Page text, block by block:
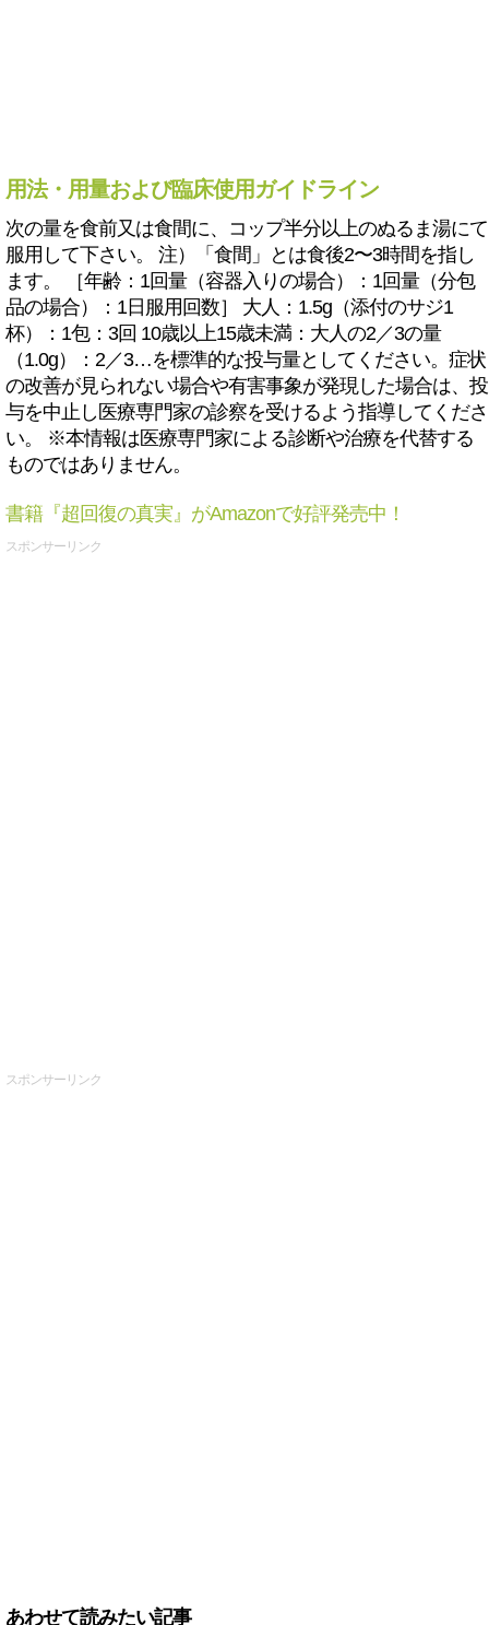
用法・用量および臨床使用ガイドライン
次の量を食前又は食間に、コップ半分以上のぬるま湯にて
服用して下さい。 注）「食間」とは食後2〜3時間を指し
ます。 ［年齢：1回量（容器入りの場合）：1回量（分包
品の場合）：1日服用回数］ 大人：1.5g（添付のサジ1
杯）：1包：3回 10歳以上15歳未満：大人の2／3の量
（1.0g）：2／3…を標準的な投与量としてください。症状
の改善が見られない場合や有害事象が発現した場合は、投
与を中止し医療専門家の診察を受けるよう指導してくださ
い。 ※本情報は医療専門家による診断や治療を代替する
ものではありません。
書籍『超回復の真実』がAmazonで好評発売中！
スポンサーリンク
スポンサーリンク
あわせて読みたい記事